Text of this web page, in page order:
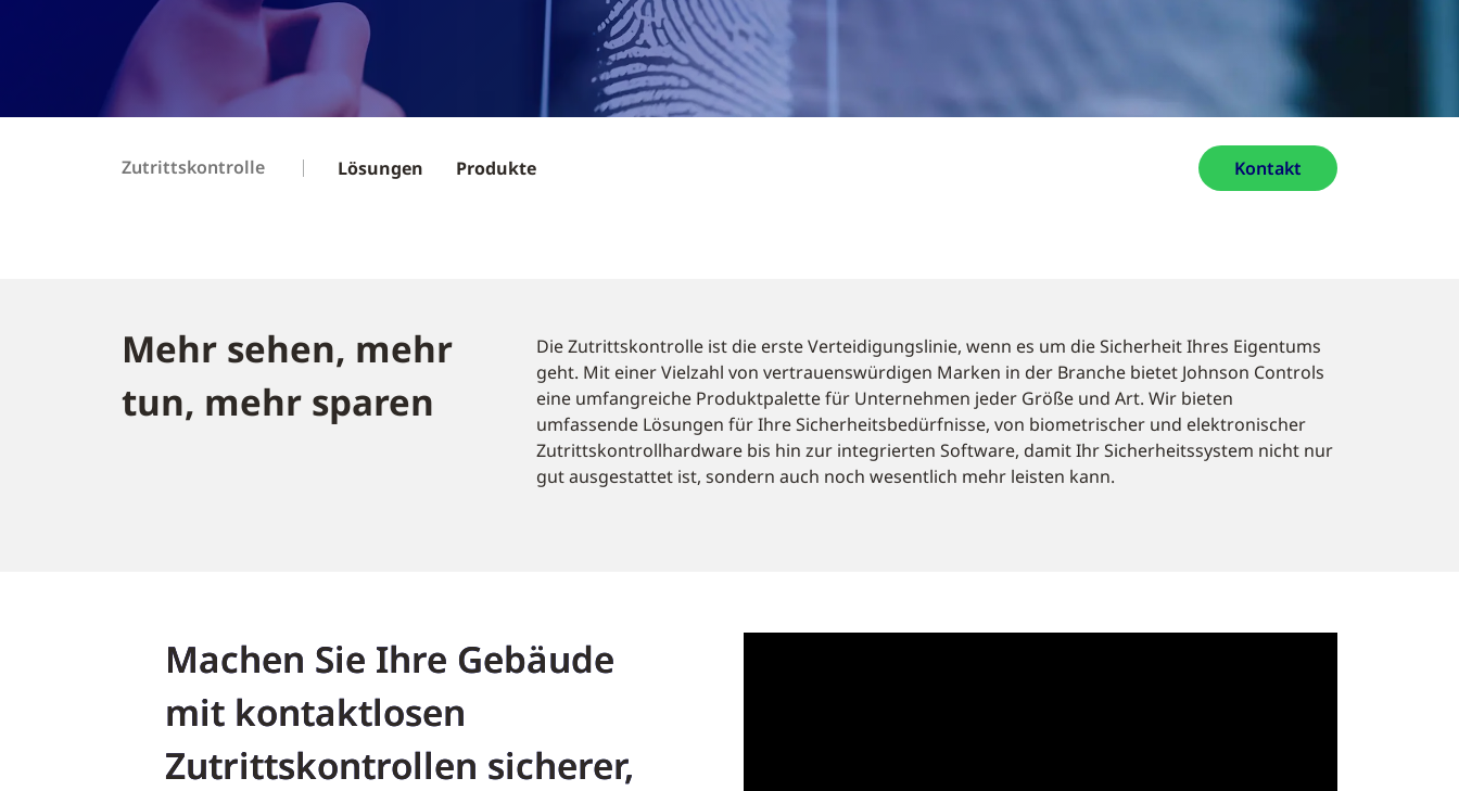
Zutrittskontrolle Lösungen Produkte Kontakt
Mehr sehen, mehr
tun, mehr sparen
Die Zutrittskontrolle ist die erste Verteidigungslinie, wenn es um die Sicherheit Ihres Eigentums
geht. Mit einer Vielzahl von vertrauenswürdigen Marken in der Branche bietet Johnson Controls
eine umfangreiche Produktpalette für Unternehmen jeder Größe und Art. Wir bieten
umfassende Lösungen für Ihre Sicherheitsbedürfnisse, von biometrischer und elektronischer
Zutrittskontrollhardware bis hin zur integrierten Software, damit Ihr Sicherheitssystem nicht nur
gut ausgestattet ist, sondern auch noch wesentlich mehr leisten kann.
Machen Sie Ihre Gebäude
mit kontaktlosen
Zutrittskontrollen sicherer,